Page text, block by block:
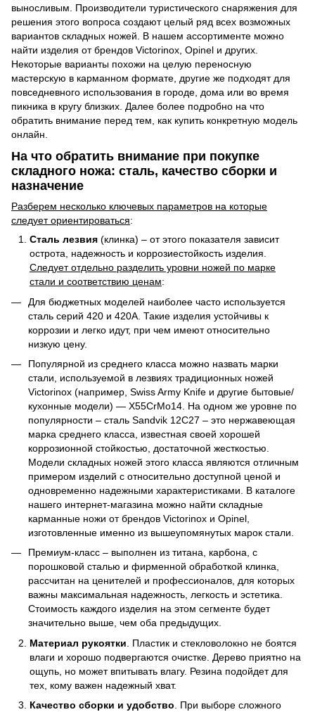
выносливым. Производители туристического снаряжения для
решения этого вопроса создают целый ряд всех возможных
вариантов складных ножей. В нашем ассортименте можно
найти изделия от брендов Victorinox, Opinel и других.
Некоторые варианты похожи на целую переносную
мастерскую в карманном формате, другие же подходят для
повседневного использования в городе, дома или во время
пикника в кругу близких. Далее более подробно на что
обратить внимание перед тем, как купить конкретную модель
онлайн.
На что обратить внимание при покупке
складного ножа: сталь, качество сборки и
назначение
Разберем несколько ключевых параметров на которые
следует ориентироваться:
Сталь лезвия (клинка) – от этого показателя зависит
острота, надежность и коррозиестойкость изделия.
Следует отдельно разделить уровни ножей по марке
стали и соответствию ценам:
Для бюджетных моделей наиболее часто используется
сталь серий 420 и 420A. Такие изделия устойчивы к
коррозии и легко идут, при чем имеют относительно
низкую цену.
Популярной из среднего класса можно назвать марки
стали, используемой в лезвиях традиционных ножей
Victorinox (например, Swiss Army Knife и другие бытовые/
кухонные модели) — X55CrMo14. На одном же уровне по
популярности – сталь Sandvik 12C27 – это нержавеющая
марка среднего класса, известная своей хорошей
коррозионной стойкостью, достаточной жесткостью.
Модели складных ножей этого класса являются отличным
примером изделий с относительно доступной ценой и
одновременно надежными характеристиками. В каталоге
нашего интернет-магазина можно найти складные
карманные ножи от брендов Victorinox и Opinel,
изготовленные именно из вышеупомянутых марок стали.
Премиум-класс – выполнен из титана, карбона, с
порошковой сталью и фирменной обработкой клинка,
рассчитан на ценителей и профессионалов, для которых
важны максимальная надежность, легкость и эстетика.
Стоимость каждого изделия на этом сегменте будет
значительно выше, чем оба предыдущих.
Материал рукоятки . Пластик и стекловолокно не боятся
влаги и хорошо подвергаются очистке. Дерево приятно на
ощупь, но может впитывать влагу. Резина подойдет для
тех, кому важен надежный хват.
Качество сборки и удобство . При выборе сложного